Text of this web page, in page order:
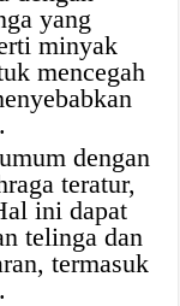
yang
minyak
mencegah
dengan
teratur,
ini dapat
telinga dan
termasuk